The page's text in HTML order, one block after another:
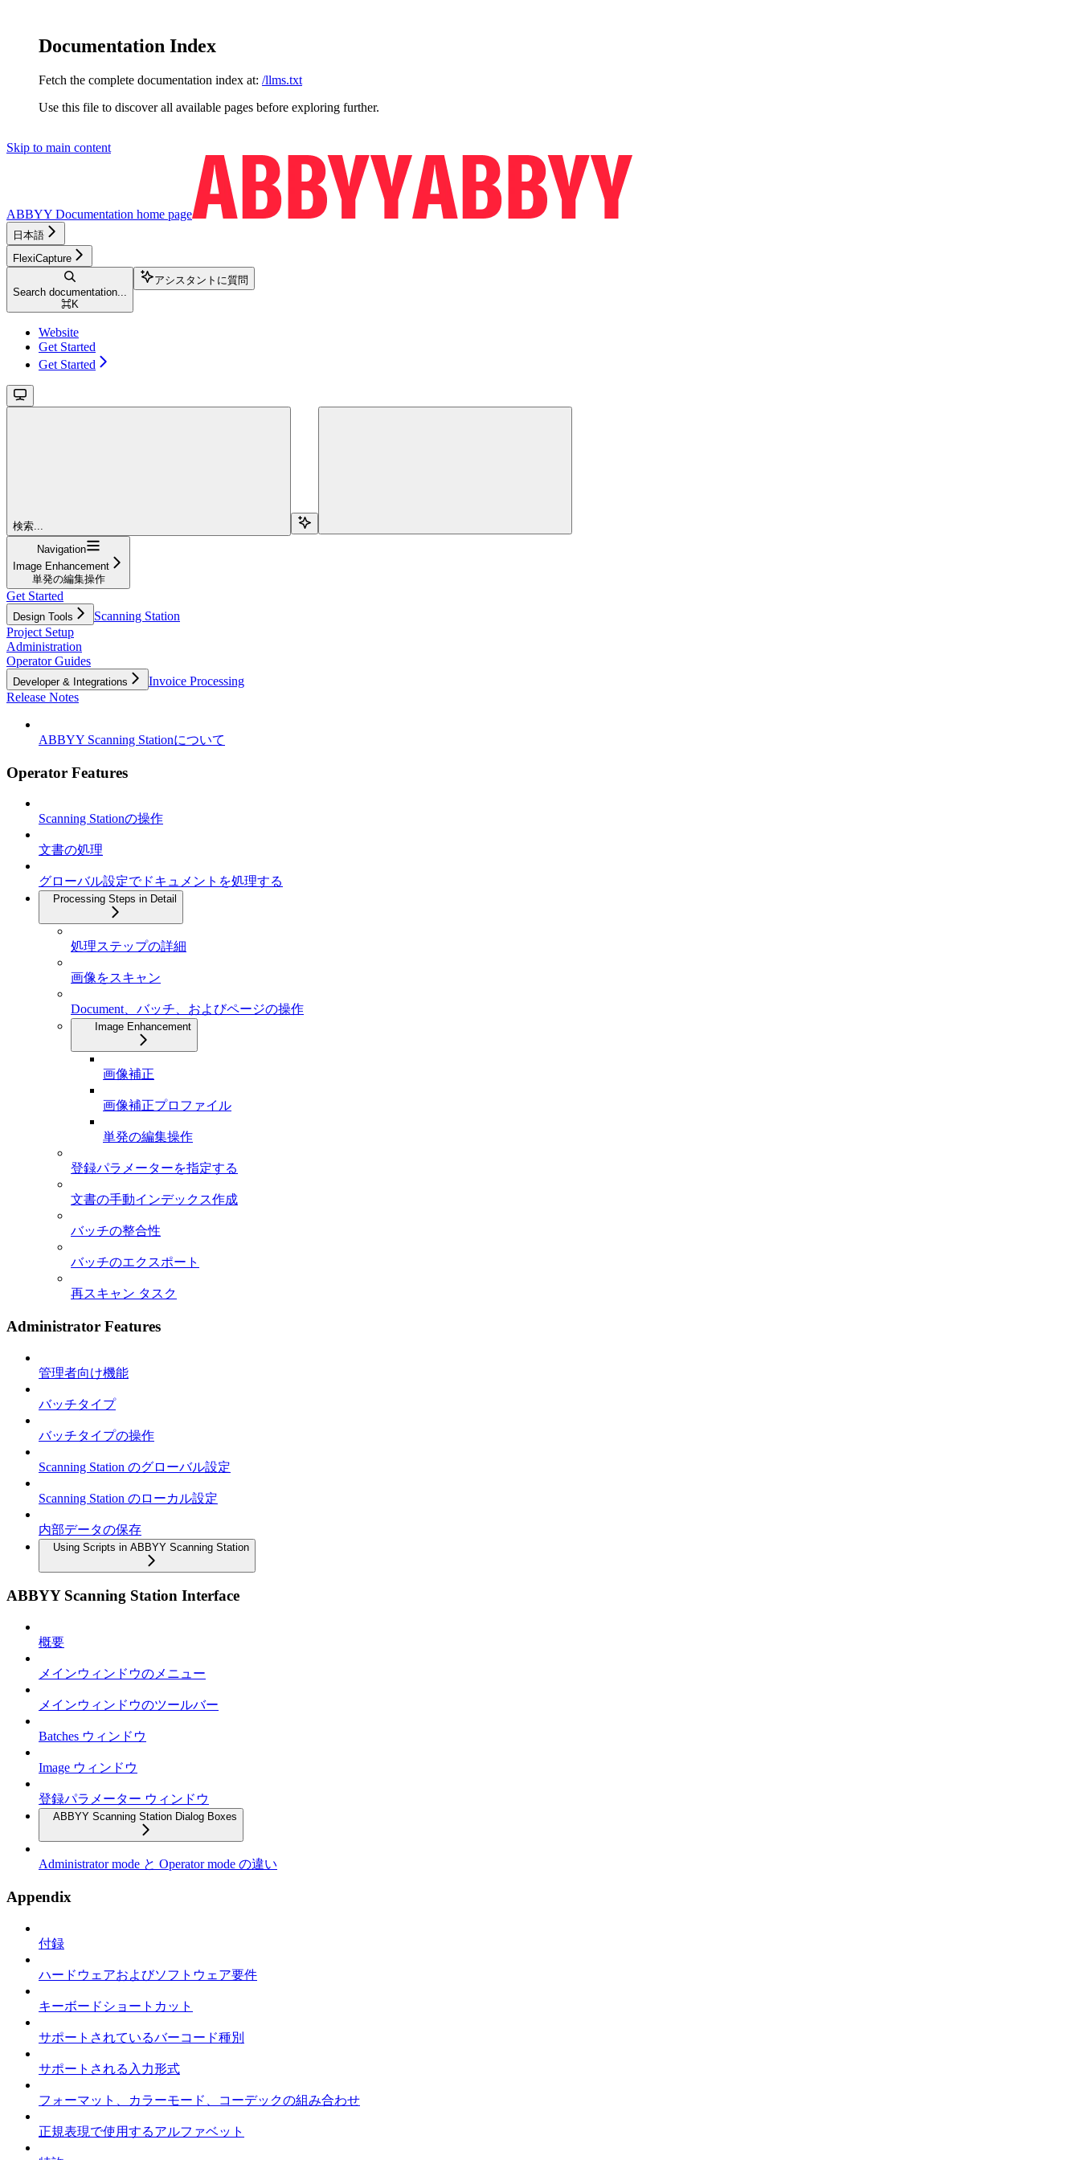
Documentation Index
Fetch the complete documentation index at: /llms.txt
Use this file to discover all available pages before exploring further.
Skip to main content
ABBYY Documentation home page
日本語
FlexiCapture
Search documentation...
⌘K
アシスタントに質問
Website
Get Started
Get Started
検索...
Navigation
Image Enhancement
単発の編集操作
Get Started
Design Tools
Scanning Station
Project Setup
Administration
Operator Guides
Developer & Integrations
Invoice Processing
Release Notes
ABBYY Scanning Stationについて
Operator Features
Scanning Stationの操作
文書の処理
グローバル設定でドキュメントを処理する
Processing Steps in Detail
処理ステップの詳細
画像をスキャン
Document、バッチ、およびページの操作
Image Enhancement
画像補正
画像補正プロファイル
単発の編集操作
登録パラメーターを指定する
文書の手動インデックス作成
バッチの整合性
バッチのエクスポート
再スキャン タスク
Administrator Features
管理者向け機能
バッチタイプ
バッチタイプの操作
Scanning Station のグローバル設定
Scanning Station のローカル設定
内部データの保存
Using Scripts in ABBYY Scanning Station
ABBYY Scanning Station Interface
概要
メインウィンドウのメニュー
メインウィンドウのツールバー
Batches ウィンドウ
Image ウィンドウ
登録パラメーター ウィンドウ
ABBYY Scanning Station Dialog Boxes
Administrator mode と Operator mode の違い
Appendix
付録
ハードウェアおよびソフトウェア要件
キーボードショートカット
サポートされているバーコード種別
サポートされる入力形式
フォーマット、カラーモード、コーデックの組み合わせ
正規表現で使用するアルファベット